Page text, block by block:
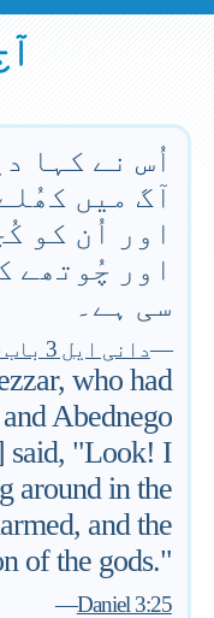
اُس نے کہا
آگ میں
اور اُن کو
اور چُوتھے
سی ہے۔
—دانی ایل 3 باب 25 آیت
who had
Abednego
said, "Look! I
around in the
and the
of the gods."
—Daniel 3:25